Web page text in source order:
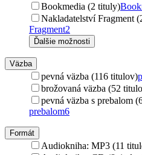
Bookmedia (2 tituly)
Nakladatelství Fragment
Fragment2
Ďalšie možnosti
Väzba
pevná väzba (116 titulov)
brožovaná väzba (52
pevná väzba s prebalom
prebalom6
Formát
Audiokniha: MP3 (11